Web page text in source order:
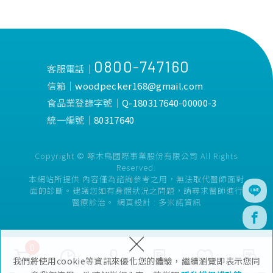
我們將使用cookie等資訊來優化您的體驗，繼續瀏覽即表示您同
×
客服電話│ 0800-747160
信箱│woodpecker168@gmail.com
食品業登錄字號│Q-180317640-00000-3
統一編號│80317640
Copyright © 啄木鳥國際事業股份有限公司 All Rights
Reserved.
本網站所提供 內容僅為諮詢參考之用，無法取代醫師面對
面的診斷。建議您如有身體狀況之問題，請尋求醫師進行
醫療診治。 網頁設計 : 多米諾資訊
0